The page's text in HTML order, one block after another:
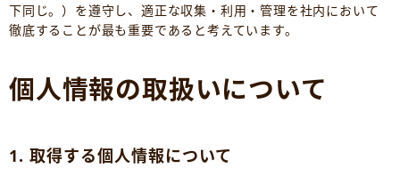
下同じ。）を遵守し、適正な収集・利用・管理を社内において
徹底することが最も重要であると考えています。
個人情報の取扱いについて
1. 取得する個人情報について